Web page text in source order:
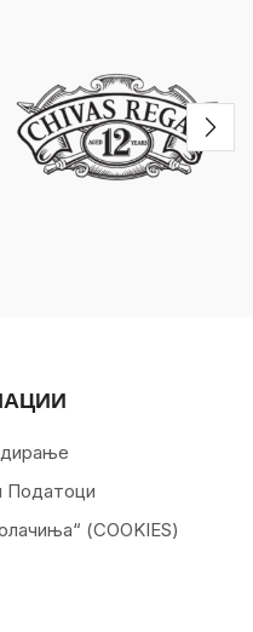
Податоци
(COOKIES)